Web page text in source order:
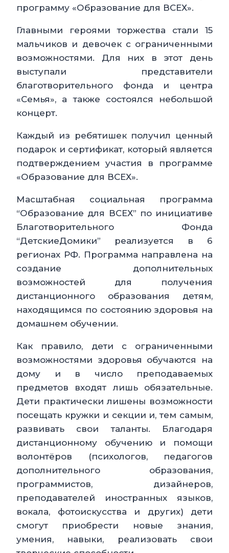
программу «Образование для ВСЕХ».
Главными героями торжества стали 15
мальчиков и девочек с ограниченными
возможностями. Для них в этот день
выступали представители
благотворительного фонда и центра
«Семья», а также состоялся небольшой
концерт.
Каждый из ребятишек получил ценный
подарок и сертификат, который является
подтверждением участия в программе
«Образование для ВСЕХ».
Масштабная социальная программа
“Образование для ВСЕХ” по инициативе
Благотворительного Фонда
“ДетскиеДомики” реализуется в 6
регионах РФ. Программа направлена на
создание дополнительных
возможностей для получения
дистанционного образования детям,
находящимся по состоянию здоровья на
домашнем обучении.
Как правило, дети с ограниченными
возможностями здоровья обучаются на
дому и в число преподаваемых
предметов входят лишь обязательные.
Дети практически лишены возможности
посещать кружки и секции и, тем самым,
развивать свои таланты. Благодаря
дистанционному обучению и помощи
волонтёров (психологов, педагогов
дополнительного образования,
программистов, дизайнеров,
преподавателей иностранных языков,
вокала, фотоискусства и других) дети
смогут приобрести новые знания,
умения, навыки, реализовать свои